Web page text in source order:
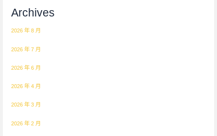
Archives
2026 年 8 月
2026 年 7 月
2026 年 6 月
2026 年 4 月
2026 年 3 月
2026 年 2 月